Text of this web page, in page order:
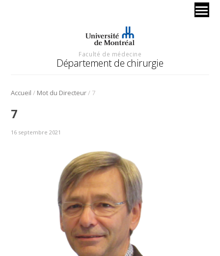
Faculté de médecine
Département de chirurgie
Accueil / Mot du Directeur/ 7
7
16 septembre 2021